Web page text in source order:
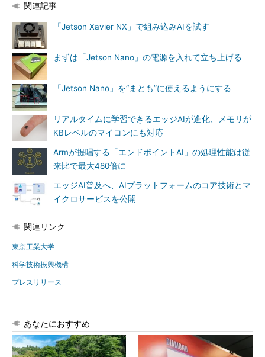
関連記事
「Jetson Xavier NX」で組み込みAIを試す
まずは「Jetson Nano」の電源を入れて立ち上げる
「Jetson Nano」を“まとも”に使えるようにする
リアルタイムに学習できるエッジAIが進化、メモリが
KBレベルのマイコンにも対応
Armが提唱する「エンドポイントAI」の処理性能は従
来比で最大480倍に
エッジAI普及へ、AIプラットフォームのコア技術とマ
イクロサービスを公開
関連リンク
東京工業大学
科学技術振興機構
プレスリリース
あなたにおすすめ